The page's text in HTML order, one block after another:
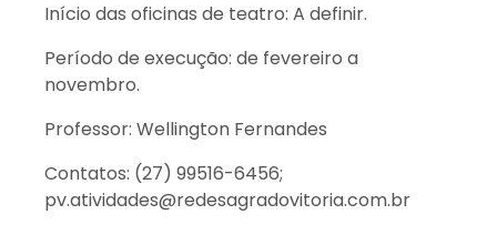
Início das oficinas de teatro: A definir.
Período de execução: de fevereiro a
novembro.
Professor: Wellington Fernandes
Contatos: (27) 99516-6456;
pv.atividades@redesagradovitoria.com.br